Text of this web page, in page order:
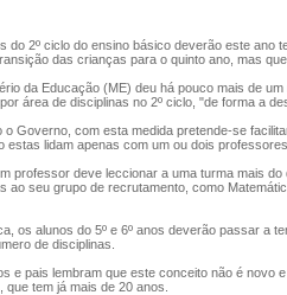
do 2º ciclo do ensino básico deverão este ano
das crianças para o quinto ano, mas
da Educação (ME) deu há pouco mais de
área de disciplinas no 2º ciclo, "de forma a
o Governo, com esta medida pretende-se
estas lidam apenas com um ou dois professores.
professor deve leccionar a uma turma mais
ao seu grupo de recrutamento, como
os alunos do 5º e 6º anos deverão passar a
de disciplinas.
e pais lembram que este conceito não é novo
que tem já mais de 20 anos.